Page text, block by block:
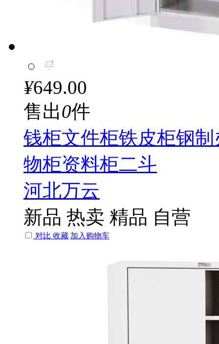
¥649.00
售出0件
钱柜文件柜铁皮柜钢
物柜资料柜二斗
河北万云
新品 热卖 精品 自营
对比 收藏 加入购物车